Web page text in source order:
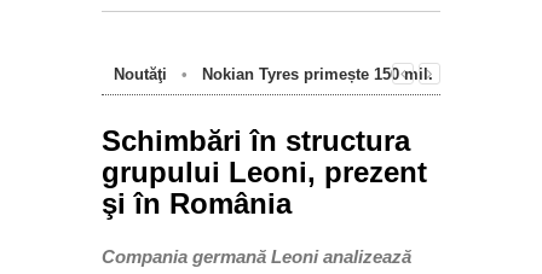
Noutăţi •
Nokian Tyres primește 150 mil.
cu emisii zero de la Oradea
Schimbări în structura
grupului Leoni, prezent
şi în România
Compania germană Leoni analizează